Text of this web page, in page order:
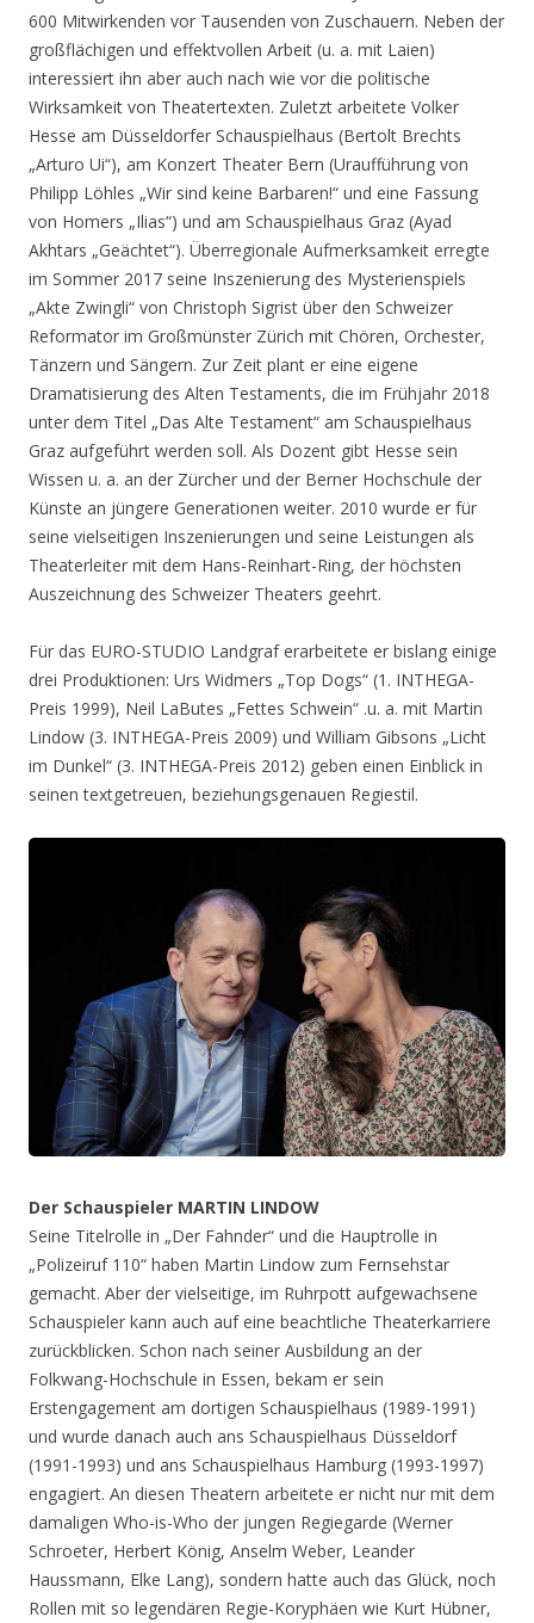
600 Mitwirkenden vor Tausenden von Zuschauern. Neben der
großflächigen und effektvollen Arbeit (u. a. mit Laien)
interessiert ihn aber auch nach wie vor die politische
Wirksamkeit von Theatertexten. Zuletzt arbeitete Volker
Hesse am Düsseldorfer Schauspielhaus (Bertolt Brechts
„Arturo Ui“), am Konzert Theater Bern (Uraufführung von
Philipp Löhles „Wir sind keine Barbaren!“ und eine Fassung
von Homers „Ilias“) und am Schauspielhaus Graz (Ayad
Akhtars „Geächtet“). Überregionale Aufmerksamkeit erregte
im Sommer 2017 seine Inszenierung des Mysterienspiels
„Akte Zwingli“ von Christoph Sigrist über den Schweizer
Reformator im Großmünster Zürich mit Chören, Orchester,
Tänzern und Sängern. Zur Zeit plant er eine eigene
Dramatisierung des Alten Testaments, die im Frühjahr 2018
unter dem Titel „Das Alte Testament“ am Schauspielhaus
Graz aufgeführt werden soll. Als Dozent gibt Hesse sein
Wissen u. a. an der Zürcher und der Berner Hochschule der
Künste an jüngere Generationen weiter. 2010 wurde er für
seine vielseitigen Inszenierungen und seine Leistungen als
Theaterleiter mit dem Hans-Reinhart-Ring, der höchsten
Auszeichnung des Schweizer Theaters geehrt.
Für das EURO-STUDIO Landgraf erarbeitete er bislang einige
drei Produktionen: Urs Widmers „Top Dogs“ (1. INTHEGA-
Preis 1999), Neil LaButes „Fettes Schwein“ .u. a. mit Martin
Lindow (3. INTHEGA-Preis 2009) und William Gibsons „Licht
im Dunkel“ (3. INTHEGA-Preis 2012) geben einen Einblick in
seinen textgetreuen, beziehungsgenauen Regiestil.
Der Schauspieler MARTIN LINDOW
Seine Titelrolle in „Der Fahnder“ und die Hauptrolle in
„Polizeiruf 110“ haben Martin Lindow zum Fernsehstar
gemacht. Aber der vielseitige, im Ruhrpott aufgewachsene
Schauspieler kann auch auf eine beachtliche Theaterkarriere
zurückblicken. Schon nach seiner Ausbildung an der
Folkwang-Hochschule in Essen, bekam er sein
Erstengagement am dortigen Schauspielhaus (1989-1991)
und wurde danach auch ans Schauspielhaus Düsseldorf
(1991-1993) und ans Schauspielhaus Hamburg (1993-1997)
engagiert. An diesen Theatern arbeitete er nicht nur mit dem
damaligen Who-is-Who der jungen Regiegarde (Werner
Schroeter, Herbert König, Anselm Weber, Leander
Haussmann, Elke Lang), sondern hatte auch das Glück, noch
Rollen mit so legendären Regie-Koryphäen wie Kurt Hübner,